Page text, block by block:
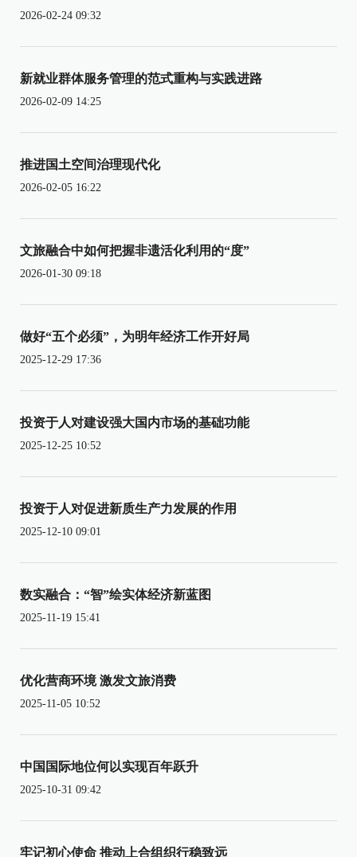
2026-02-24 09:32
新就业群体服务管理的范式重构与实践进路
2026-02-09 14:25
推进国土空间治理现代化
2026-02-05 16:22
文旅融合中如何把握非遗活化利用的“度”
2026-01-30 09:18
做好“五个必须”，为明年经济工作开好局
2025-12-29 17:36
投资于人对建设强大国内市场的基础功能
2025-12-25 10:52
投资于人对促进新质生产力发展的作用
2025-12-10 09:01
数实融合：“智”绘实体经济新蓝图
2025-11-19 15:41
优化营商环境 激发文旅消费
2025-11-05 10:52
中国国际地位何以实现百年跃升
2025-10-31 09:42
牢记初心使命 推动上合组织行稳致远